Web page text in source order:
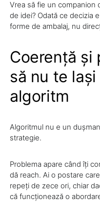
Vrea să fie un companion
de idei? Odată ce decizia
forme de ambalaj, nu
Coerență și
să nu te
algoritm
Algoritmul nu e un
strategie.
Problema apare când îți
dă reach. Ai o postare
repeți de zece ori, chiar
că funcționează o